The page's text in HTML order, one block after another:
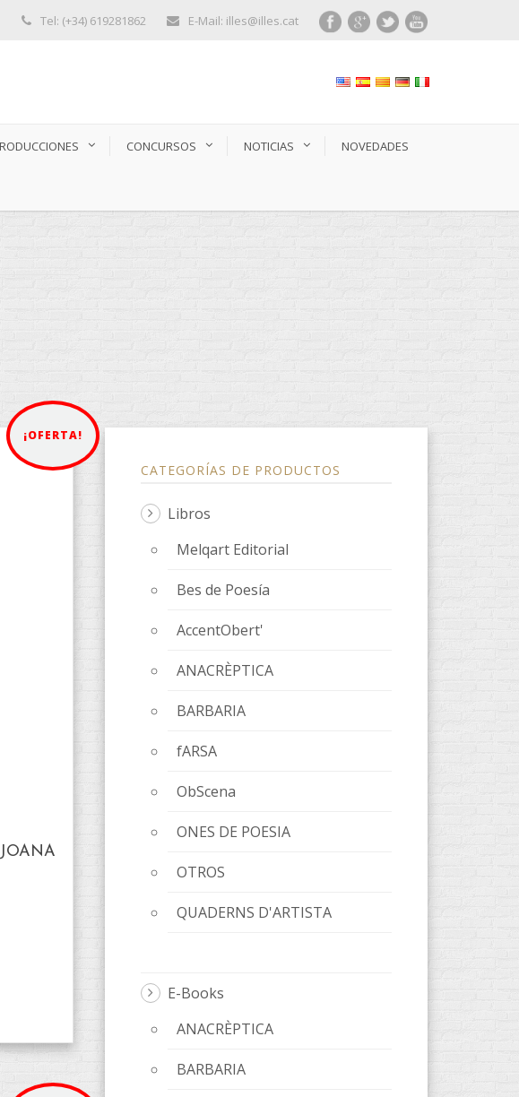
Tel: (+34) 619281862 E-Mail: illes@illes.cat
CONCURSOS NOTICIAS NOVEDADES
¡OFERTA!
CATEGORÍAS DE PRODUCTOS
Libros
Melqart Editorial
Bes de Poesía
AccentObert'
ANACRÈPTICA
BARBARIA
fARSA
ObScena
ONES DE POESIA
OTROS
QUADERNS D'ARTISTA
E-Books
ANACRÈPTICA
BARBARIA